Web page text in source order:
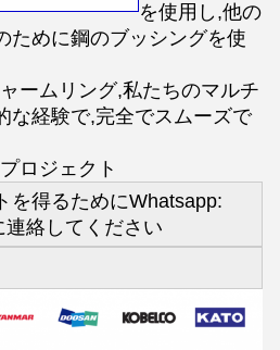
を使用し,他の
ために鋼のブッシングを使
ームリング,私たちのマルチ
な経験で,完全でスムーズで
ロジェクト
を得るためにWhatsapp:
絡してください